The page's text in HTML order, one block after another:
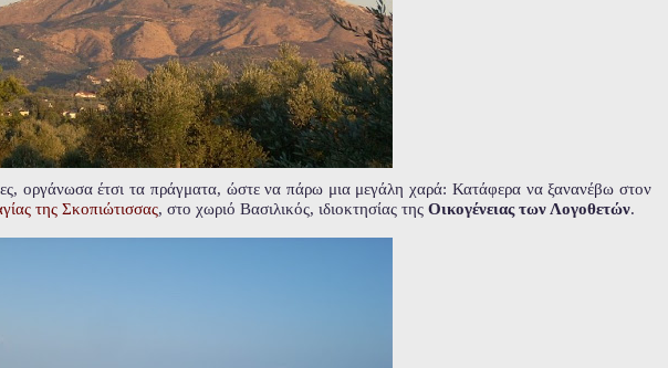
οργάνωσα έτσι τα πράγματα, ώστε να πάρω μια μεγάλη χαρά: Κατάφερα να ξανανέβω στον
της Σκοπιώτισσας, στο χωριό Βασιλικός, ιδιοκτησίας της Οικογένειας των Λογοθετών.